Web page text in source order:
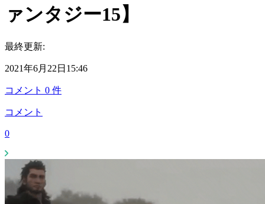
ァンタジー15】
最終更新:
2021年6月22日15:46
コメント 0 件
コメント
0